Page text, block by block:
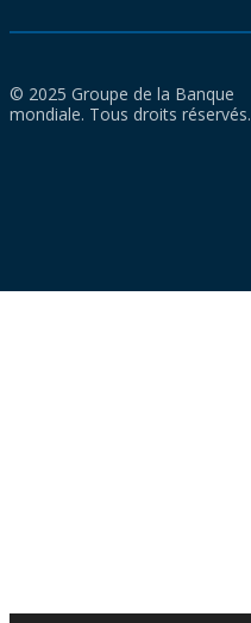
© 2025 Groupe de la Banque
mondiale. Tous droits réservés.